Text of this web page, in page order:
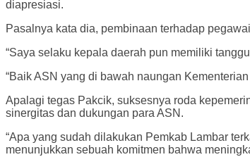
diapresiasi.
Pasalnya kata dia, pembinaan terhadap
“Saya selaku kepala daerah pun memiliki
“Baik ASN yang di bawah naungan
Apalagi tegas Pakcik, suksesnya roda
sinergitas dan dukungan para ASN.
“Apa yang sudah dilakukan Pemkab Lambar
menunjukkan sebuah komitmen bahwa